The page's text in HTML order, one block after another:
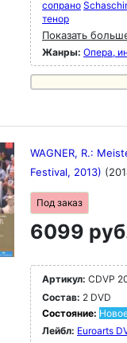
сопрано
тенор
Показать
Жанры: Опера,
WAGNER, R.:
Festival, 2013)
Под заказ
6099
Артикул: CDVP
Состав: 2 DVD
Состояние:
Лейбл: Euroarts